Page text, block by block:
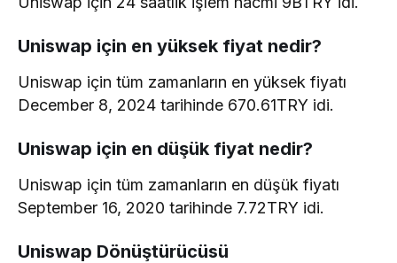
Uniswap için en yüksek fiyat nedir?
Uniswap için tüm zamanların en yüksek fiyatı
December 8, 2024 tarihinde 670.61TRY idi.
Uniswap için en düşük fiyat nedir?
Uniswap için tüm zamanların en düşük fiyatı
September 16, 2020 tarihinde 7.72TRY idi.
Uniswap Dönüştürücüsü